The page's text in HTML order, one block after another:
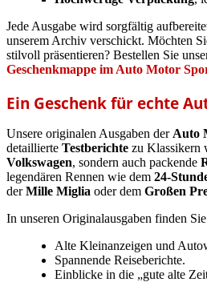
Jede Ausgabe wird sorgfältig
unserem Archiv verschickt. Möchten
stilvoll präsentieren? Bestellen Sie
Geschenkmappe im Auto Motor
Ein Geschenk für echte
Unsere originalen Ausgaben der Auto
detaillierte Testberichte zu Klassikern
Volkswagen, sondern auch packende
legendären Rennen wie dem 24-
derMille Miglia oder dem Großen
In unseren Originalausgaben finden
Alte Kleinanzeigen und
Spannende Reiseberichte.
Einblicke in die „gute alte